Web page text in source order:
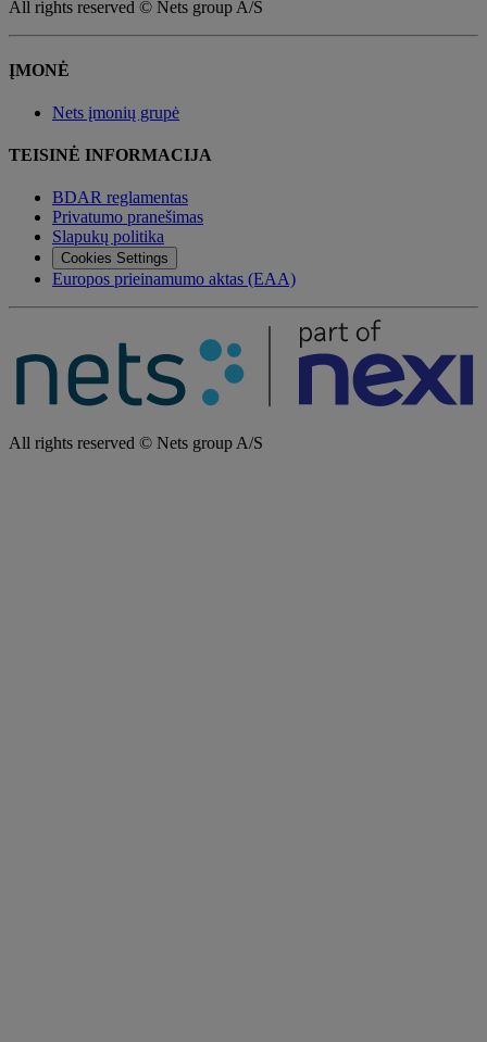
All rights reserved © Nets group A/S
ĮMONĖ
Nets įmonių grupė
TEISINĖ INFORMACIJA
BDAR reglamentas
Privatumo pranešimas
Slapukų politika
Cookies Settings
Europos prieinamumo aktas (EAA)
All rights reserved © Nets group A/S